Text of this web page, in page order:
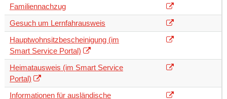
Familiennachzug
Gesuch um Lernfahrausweis
Hauptwohnsitzbescheinigung (im
Smart Service Portal)
Heimatausweis (im Smart Service
Portal)
Informationen für ausländische